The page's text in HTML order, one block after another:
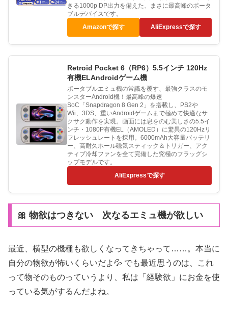
きる1000p DP出力を備えた、まさに最高峰のポータ
ブルデバイスです。
Amazonで探す
AliExpressで探す
Retroid Pocket 6（RP6）5.5インチ 120Hz
有機ELAndroidゲーム機
ポータブルエミュ機の常識を覆す、最強クラスのモ
ンスターAndroid機！最高峰の爆速
SoC「Snapdragon 8 Gen 2」を搭載し、PS2や
Wii、3DS、重いAndroidゲームまで極めて快適なサ
クサク動作を実現。画面には息をのむ美しさの5.5イ
ンチ・1080P有機EL（AMOLED）に驚異の120Hzリ
フレッシュレートを採用。6000mAh大容量バッテリ
ー、高耐久ホール磁気スティック＆トリガー、アク
ティブ冷却ファンを全て完備した究極のフラッグシ
ップモデルです。
AliExpressで探す
🎀 物欲はつきない 次なるエミュ機が欲しい
最近、横型の機種も欲しくなってきちゃって……。本当に
自分の物欲が怖いくらいだよ💦 でも最近思うのは、これ
って物そのものっていうより、私は「経験欲」にお金を使
っている気がするんだよね。